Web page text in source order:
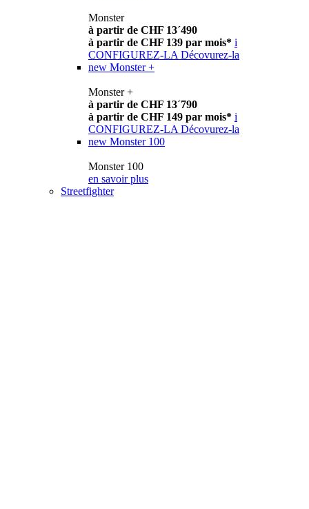
Monster
à partir de CHF 13´490
à partir de CHF 139 par mois* i
CONFIGUREZ-LA Décovurez-la
new Monster +
Monster +
à partir de CHF 13´790
à partir de CHF 149 par mois* i
CONFIGUREZ-LA Décovurez-la
new Monster 100
Monster 100
en savoir plus
Streetfighter